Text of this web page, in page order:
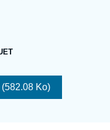
(582.08 Ko)